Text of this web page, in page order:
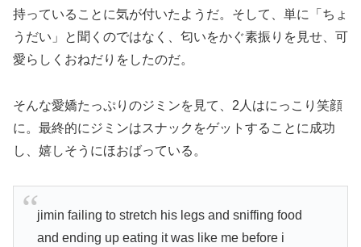
持っていることに気が付いたようだ。そして、単に「ちょ
うだい」と聞くのではなく、匂いをかぐ素振りを見せ、可
愛らしくおねだりをしたのだ。
そんな愛嬌たっぷりのジミンを見て、2人はにっこり笑顔
に。最終的にジミンはスナックをゲットすることに成功
し、嬉しそうにほおばっている。
jimin failing to stretch his legs and sniffing food
and ending up eating it was like me before i